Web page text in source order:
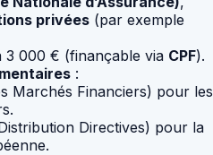
privées (par exemple
3 000 € (finançable via CPF).
:
Marchés Financiers) pour les
Directives) pour la